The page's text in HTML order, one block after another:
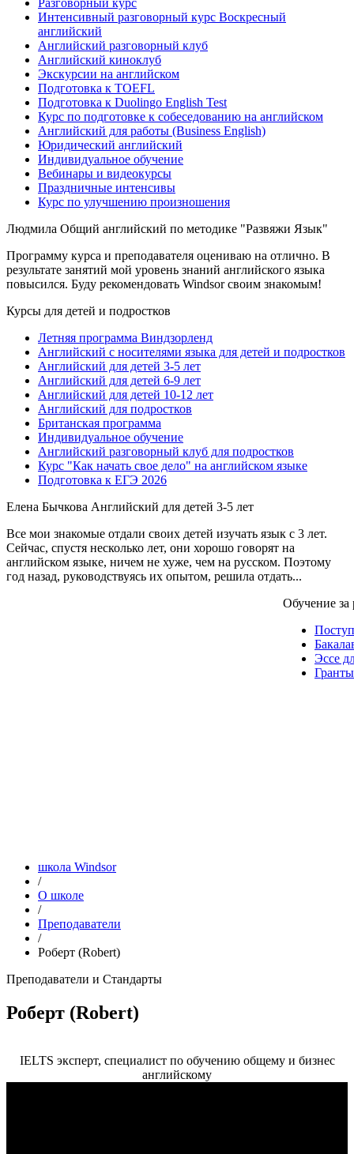
Разговорный курс
Интенсивный разговорный курс Воскресный
английский
Английский разговорный клуб
Английский киноклуб
Экскурсии на английском
Подготовка к TOEFL
Подготовка к Duolingo English Test
Курс по подготовке к собеседованию на английском
Английский для работы (Business English)
Юридический английский
Индивидуальное обучение
Вебинары и видеокурсы
Праздничные интенсивы
Курс по улучшению произношения
Людмила Общий английский по методике "Развяжи Язык"
Программу курса и преподавателя оцениваю на отлично. В
результате занятий мой уровень знаний английского языка
повысился. Буду рекомендовать Windsor своим знакомым!
Курсы для детей и подростков
Летняя программа Виндзорленд
Английский с носителями языка для детей и подростков
Английский для детей 3-5 лет
Английский для детей 6-9 лет
Английский для детей 10-12 лет
Английский для подростков
Британская программа
Индивидуальное обучение
Английский разговорный клуб для подростков
Курс "Как начать свое дело" на английском языке
Подготовка к ЕГЭ 2026
Елена Бычкова Английский для детей 3-5 лет
Все мои знакомые отдали своих детей изучать язык с 3 лет.
Сейчас, спустя несколько лет, они хорошо говорят на
английском языке, ничем не хуже, чем на русском. Поэтому
год назад, руководствуясь их опытом, решила отдать...
Обучение
Эссе
школа Windsor
/
О школе
/
Преподаватели
/
Роберт (Robert)
Преподаватели и Стандарты
Роберт (Robert)
IELTS эксперт, специалист по обучению общему и бизнес
английскому